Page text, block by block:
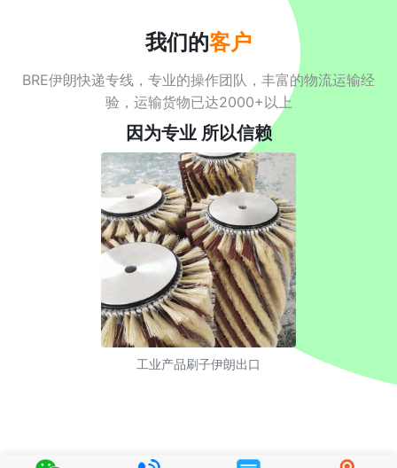
我们的客户
BRE伊朗快递专线，专业的操作团队，丰富的物流运输经
验，运输货物已达2000+以上
因为专业 所以信赖
工业产品刷子伊朗出口